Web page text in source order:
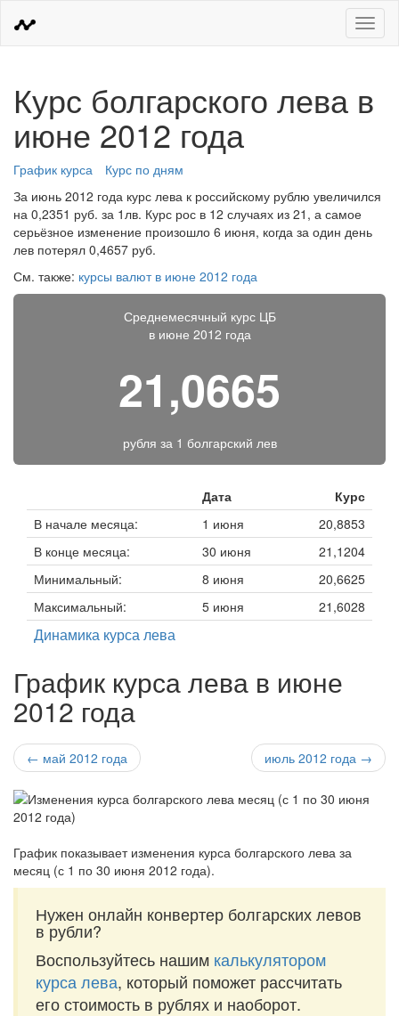
Меню
Курс болгарского лева в
июне 2012 года
График курса
Курс по дням
За июнь 2012 года курс лева к российскому рублю увеличился
на 0,2351 руб. за 1лв. Курс рос в 12 случаях из 21, а самое
серьёзное изменение произошло 6 июня, когда за один день
лев потерял 0,4657 руб.
См. также: курсы валют в июне 2012 года
Среднемесячный курс ЦБ
в июне 2012 года
21,0665
рубля за 1 болгарский лев
Дата
Курс
В начале месяца:
1 июня
20,8853
В конце месяца:
30 июня
21,1204
Минимальный:
8 июня
20,6625
Максимальный:
5 июня 21,6028
Динамика курса лева
График курса лева в июне
2012 года
← май 2012 года июль 2012 года →
График показывает изменения курса болгарского лева за
месяц (с 1 по 30 июня 2012 года).
Нужен онлайн конвертер болгарских левов
в рубли?
Воспользуйтесь нашим калькулятором
курса лева, который поможет рассчитать
его стоимость в рублях и наоборот.